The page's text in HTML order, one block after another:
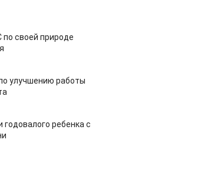
своей природе
улучшению работы
годовалого ребенка с